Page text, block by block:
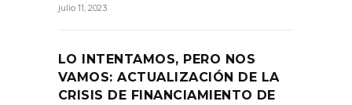
julio 11, 2023
LO INTENTAMOS, PERO NOS
VAMOS: ACTUALIZACIÓN DE LA
CRISIS DE FINANCIAMIENTO DE